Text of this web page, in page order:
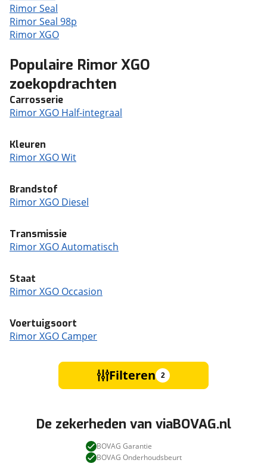
Rimor Seal
Rimor Seal 98p
Rimor XGO
Populaire Rimor XGO
zoekopdrachten
Carrosserie
Rimor XGO Half-integraal
Kleuren
Rimor XGO Wit
Brandstof
Rimor XGO Diesel
Transmissie
Rimor XGO Automatisch
Staat
Rimor XGO Occasion
Voertuigsoort
Rimor XGO Camper
Filteren 2
De zekerheden van viaBOVAG.nl
BOVAG Garantie
BOVAG Onderhoudsbeurt